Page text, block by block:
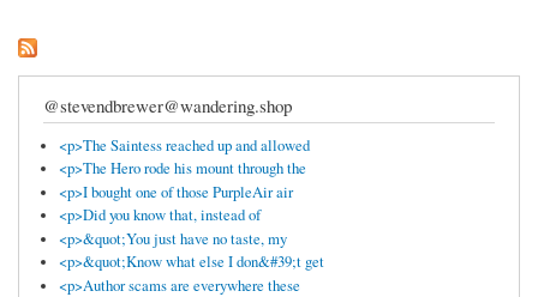
@stevendbrewer@wandering.shop
<p>The Saintess reached up and allowed
<p>The Hero rode his mount through the
<p>I bought one of those PurpleAir air
<p>Did you know that, instead of
<p>&quot;You just have no taste, my
<p>&quot;Know what else I don&#39;t get
<p>Author scams are everywhere these